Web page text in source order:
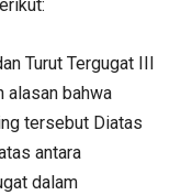
Turut Tergugat III
alasan bahwa
tersebut Diatas
antara
dalam